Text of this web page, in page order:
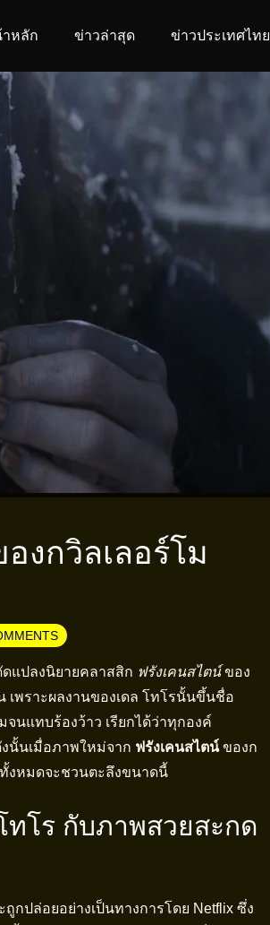
หลัก ข่าวล่าสุด ข่าวประเทศไทย
งกวิลเลอร์โม
ดแปลงนิยายคลาสสิก ฟรังเคนสไตน์ของ
เพราะผลงานของเดล โทโรนั้นขึ้นชื่อ
จนแทบร้องว้าว เรียกได้ว่าทุกองค์
นั้นเมื่อภาพใหม่จาก ฟรังเคนสไตน์ของก
ทั้งหมดจะชวนตะลึงขนาดนี้
ทโร กับภาพสวยสะกด
กปล่อยอย่างเป็นทางการโดย Netflix ซึ่ง